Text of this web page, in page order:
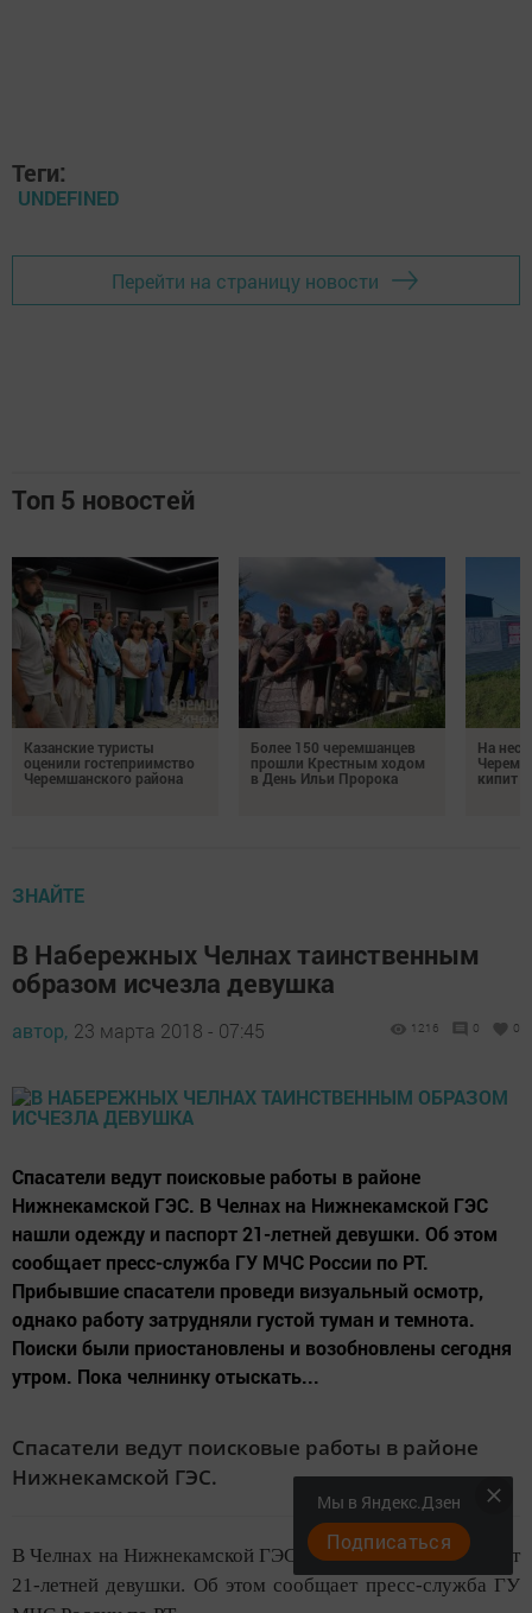
Теги:
UNDEFINED
Перейти на страницу новости
Топ 5 новостей
Казанские туристы
оценили гостеприимство
Черемшанского района
Более 150 черемшанцев
прошли Крестным ходом
в День Ильи Пророка
На
кипит
ЗНАЙТЕ
В Набережных Челнах таинственным
образом исчезла девушка
автор, 23 марта 2018 - 07:45 1216 0 0
Спасатели ведут поисковые работы в районе
Нижнекамской ГЭС. В Челнах на Нижнекамской ГЭС
нашли одежду и паспорт 21-летней девушки. Об этом
сообщает пресс-служба ГУ МЧС России по РТ.
Прибывшие спасатели проведи визуальный осмотр,
однако работу затрудняли густой туман и темнота.
Поиски были приостановлены и возобновлены сегодня
утром. Пока челнинку отыскать...
Спасатели ведут поисковые работы в районе
Нижнекамской ГЭС.
В Челнах на Нижнекамской ГЭС нашли одежду и паспорт
21-летней девушки. Об этом сообщает пресс-служба ГУ
Мы в Яндекс.Дзен
Подписаться